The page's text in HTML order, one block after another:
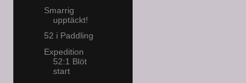
Smarrig
upptäckt!
52 i Paddling
Expedition
52:1 Blöt
start